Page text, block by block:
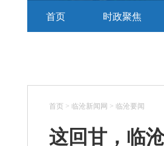
首页 时政聚焦
首页 > 临沧新闻网 > 临沧要闻
这回甘，临